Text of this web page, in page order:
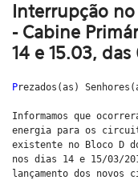
Interrupção
- Cabine
14 e 15.03,
Prezados(as)
Informamos que
energia para os
existente no Bloco D
nos dias 14 e 15/03/
lançamento dos